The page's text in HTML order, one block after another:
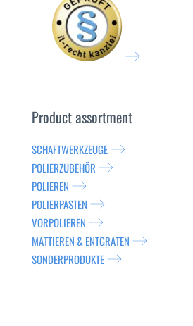
Product assortment
SCHAFTWERKZEUGE
POLIERZUBEHÖR
POLIEREN
POLIERPASTEN
VORPOLIEREN
MATTIEREN & ENTGRATEN
SONDERPRODUKTE